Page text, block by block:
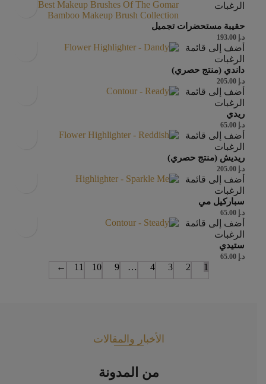
الرغبات
حقيبة مستحضرات تجميل
د.إ
أضف إلى قائمة
الرغبات
داندي (منتج حصري)
د.إ
أضف إلى قائمة
الرغبات
ريدي
د.إ
أضف إلى قائمة
الرغبات
ريديش (منتج حصري)
د.إ
أضف إلى قائمة
الرغبات
سباركيل مي
د.إ
أضف إلى قائمة
الرغبات
ستيدي
د.إ
1
2
3
4
…
9
10
11
←
الأخبار والمقالات
من المدونة